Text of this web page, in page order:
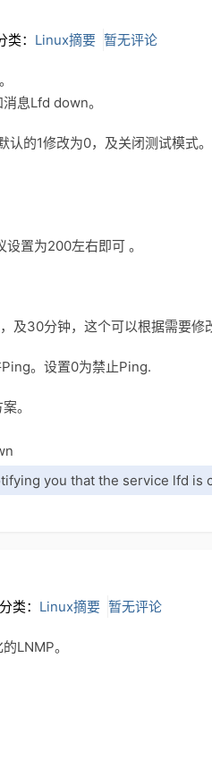
类： Linux摘要 暂无评论
息Lfd down。
的1修改为0，及关闭测试模式。
置为200左右即可 。
及30分钟，这个可以根据需要修
。设置0为禁止Ping.
。
you that the service lfd is
分类： Linux摘要 暂无评论
LNMP。